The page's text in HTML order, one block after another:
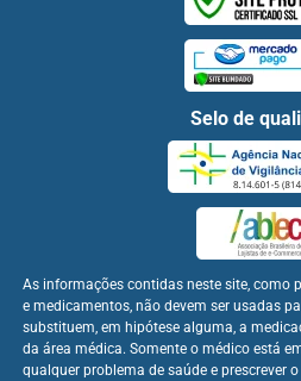
Selo de
As informações contidas neste site, como
e medicamentos, não devem ser usadas
substituem, em hipótese alguma, a
da área médica. Somente o médico está
qualquer problema de saúde e prescrever